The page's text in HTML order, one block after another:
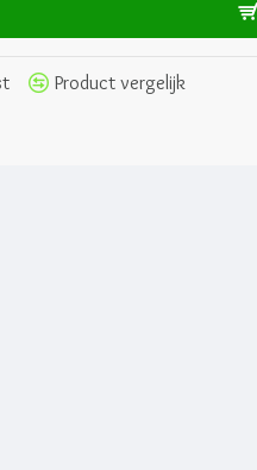
Product vergelijk